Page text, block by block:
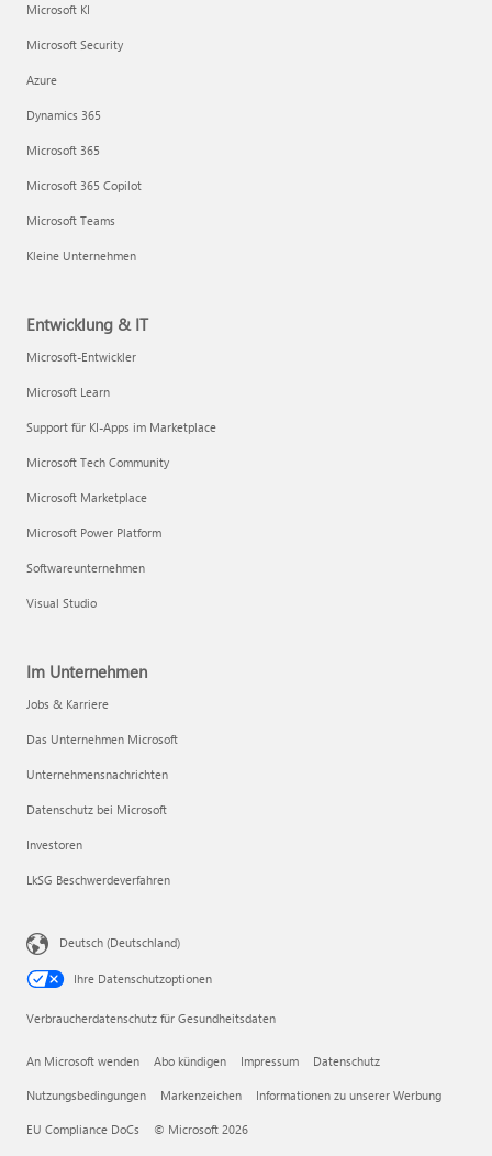
Microsoft KI
Microsoft Security
Azure
Dynamics 365
Microsoft 365
Microsoft 365 Copilot
Microsoft Teams
Kleine Unternehmen
Entwicklung & IT
Microsoft-Entwickler
Microsoft Learn
Support für KI-Apps im Marketplace
Microsoft Tech Community
Microsoft Marketplace
Microsoft Power Platform
Softwareunternehmen
Visual Studio
Im Unternehmen
Jobs & Karriere
Das Unternehmen Microsoft
Unternehmensnachrichten
Datenschutz bei Microsoft
Investoren
LkSG Beschwerdeverfahren
Deutsch (Deutschland)
Ihre Datenschutzoptionen
Verbraucherdatenschutz für Gesundheitsdaten
An Microsoft wenden Abo kündigen Impressum Datenschutz
Nutzungsbedingungen Markenzeichen Informationen zu unserer Werbung
EU Compliance DoCs © Microsoft 2026